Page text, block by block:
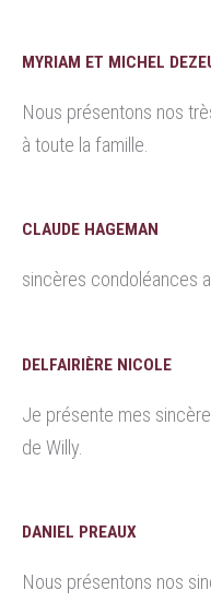
MYRIAM ET MICHEL
Nous présentons nos
à toute la famille.
CLAUDE HAGEMAN
sincères condoléances
DELFAIRIÈRE NICOLE
Je présente mes
de Willy.
DANIEL PREAUX
Nous présentons nos